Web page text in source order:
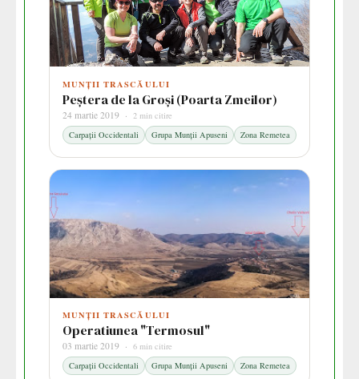
MUNȚII TRASCĂULUI
Peștera de la Groși (Poarta Zmeilor)
24 martie 2019 · 2 min citire
Carpații Occidentali
Grupa Munții Apuseni Zona Remetea
MUNȚII TRASCĂULUI
Operatiunea "Termosul"
03 martie 2019 · 6 min citire
Carpații Occidentali
Grupa Munții Apuseni Zona Remetea